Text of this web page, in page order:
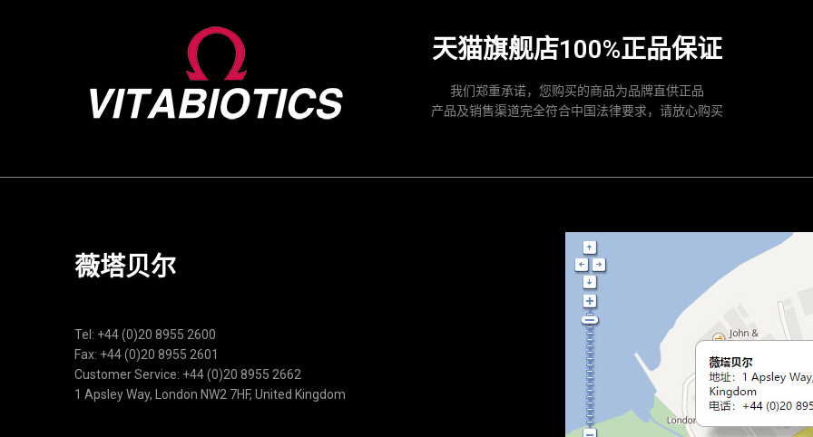
天猫旗舰店100%正品保证
我们郑重承诺，您购买的商品为品牌直供正品
产品及销售渠道完全符合中国法律要求，请放心购买
薇塔贝尔
Tel: +44 (0)20 8955 2600
Fax: +44 (0)20 8955 2601
Customer Service: +44 (0)20 8955 2662
1 Apsley Way, London NW2 7HF, United Kingdom